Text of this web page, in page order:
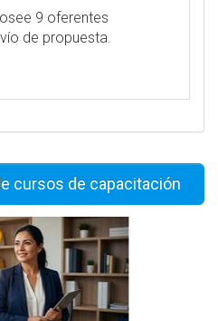
9 oferentes
de propuesta.
cursos de capacitación